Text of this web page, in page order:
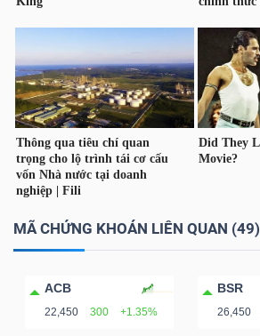
MÃ CHỨNG KHOÁN LIÊN QUAN (49)
ACB
22,450 300 +1.35%
BSR
26,450